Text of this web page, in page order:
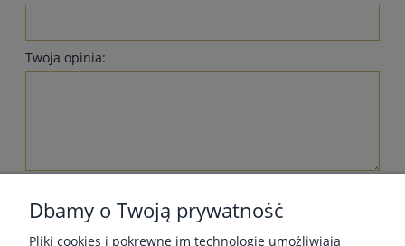
Twoja opinia:
Dbamy o Twoją prywatność
Pliki cookies i pokrewne im technologie umożliwiają